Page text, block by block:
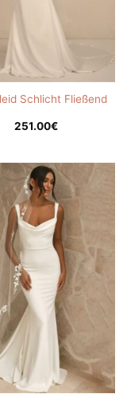
Schlicht Fließend
251.00€